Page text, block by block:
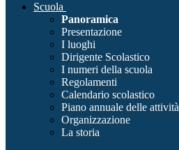
Scuola
Panoramica
Presentazione
I luoghi
Dirigente Scolastico
I numeri della scuola
Regolamenti
Calendario scolastico
Piano annuale delle attività
Organizzazione
La storia